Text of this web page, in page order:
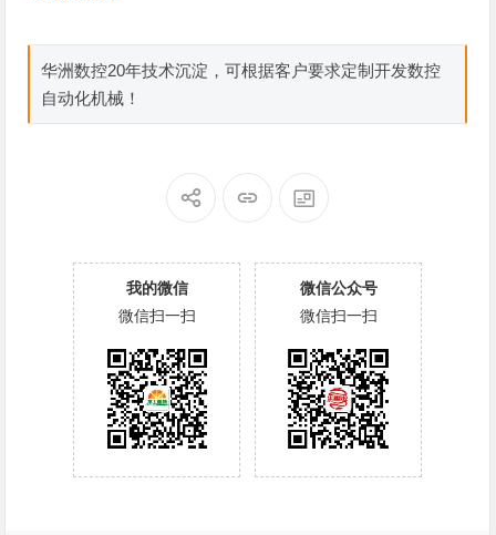
华洲数控20年技术沉淀，可根据客户要求定制开发数控
自动化机械！
我的微信
微信扫一扫
微信公众号
微信扫一扫